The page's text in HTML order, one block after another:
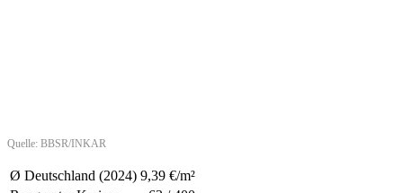
Quelle: BBSR/INKAR
Ø Deutschland (2024) 9,39 €/m²